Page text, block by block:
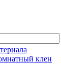
клен